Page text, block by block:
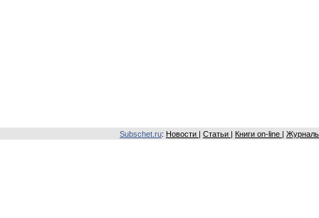
Subschet.ru: Новости Статьи Книги on-line